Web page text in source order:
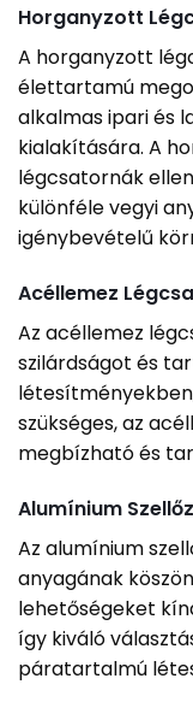
Horganyzott
A horganyzott
élettartamú
alkalmas ipari és
kialakítására. A
légcsatornák
különféle vegyi
igénybevételű
Acéllemez
Az acéllemez
szilárdságot és
szükséges, az
megbízható és
Alumínium
Az alumínium
anyagának
lehetőségeket
így kiváló
páratartalmú